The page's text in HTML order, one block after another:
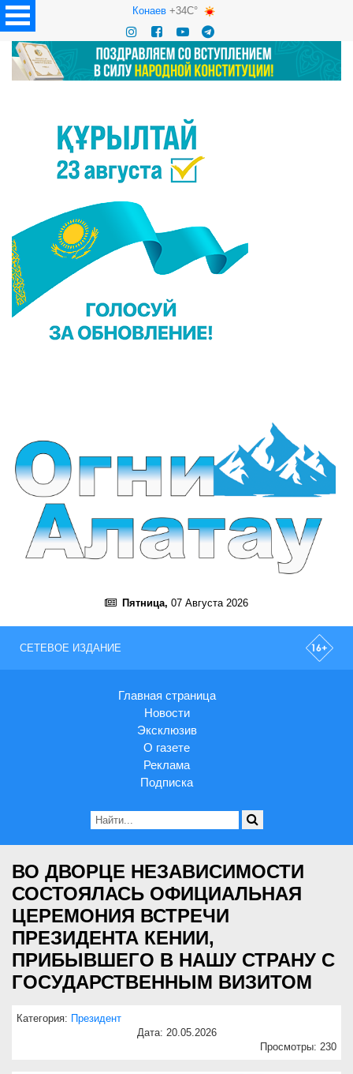
Конаев+34C°
Пятница, 07 Августа 2026
СЕТЕВОЕ ИЗДАНИЕ
Главная страница
Новости
Эксклюзив
О газете
Реклама
Подписка
ВО ДВОРЦЕ НЕЗАВИСИМОСТИ
СОСТОЯЛАСЬ ОФИЦИАЛЬНАЯ
ЦЕРЕМОНИЯ ВСТРЕЧИ
ПРЕЗИДЕНТА КЕНИИ,
ПРИБЫВШЕГО В НАШУ СТРАНУ С
ГОСУДАРСТВЕННЫМ ВИЗИТОМ
Категория: Президент
Дата: 20.05.2026
Просмотры: 230